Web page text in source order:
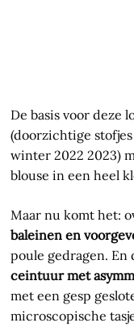
De basis voor deze
(doorzichtige
winter 2022 2023)
blouse in een heel
Maar nu komt het:
baleinen en
poule gedragen. En
ceintuur met
met een gesp
microscopische